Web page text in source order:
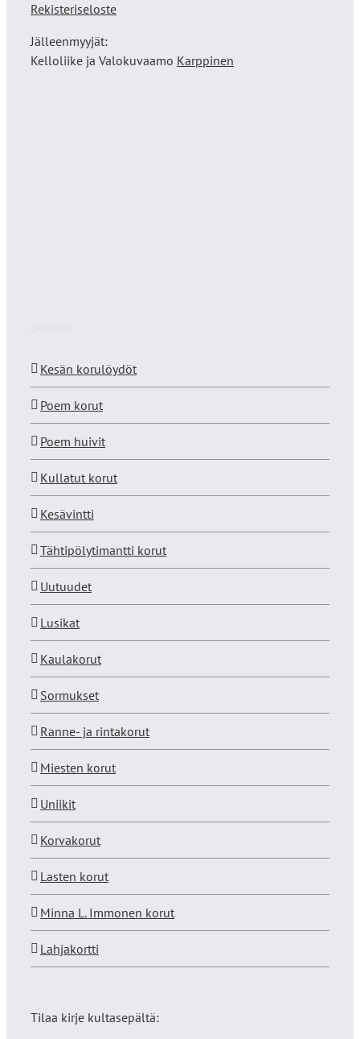
Rekisteriseloste
Jälleenmyyjät:
Kelloliike ja Valokuvaamo Karppinen
Kesän korulöydöt
Poem korut
Poem huivit
Kullatut korut
Kesävintti
Tähtipölytimantti korut
Uutuudet
Lusikat
Kaulakorut
Sormukset
Ranne- ja rintakorut
Miesten korut
Uniikit
Korvakorut
Lasten korut
Minna L. Immonen korut
Lahjakortti
Tilaa kirje kultasepältä: